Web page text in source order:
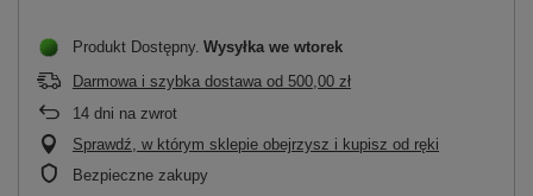
Produkt Dostępny Wysyłka we wtorek
Darmowa i szybka dostawa od 500,00 zł
14 dni na zwrot
Sprawdź, w którym sklepie obejrzysz i kupisz od ręki
Bezpieczne zakupy